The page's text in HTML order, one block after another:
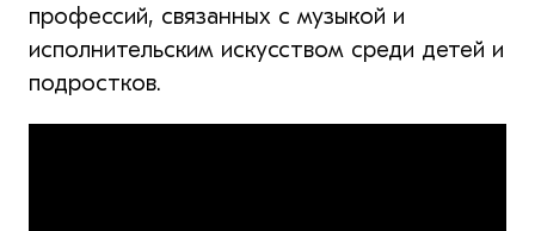
профессий, связанных с музыкой и
исполнительским искусством среди детей и
подростков.